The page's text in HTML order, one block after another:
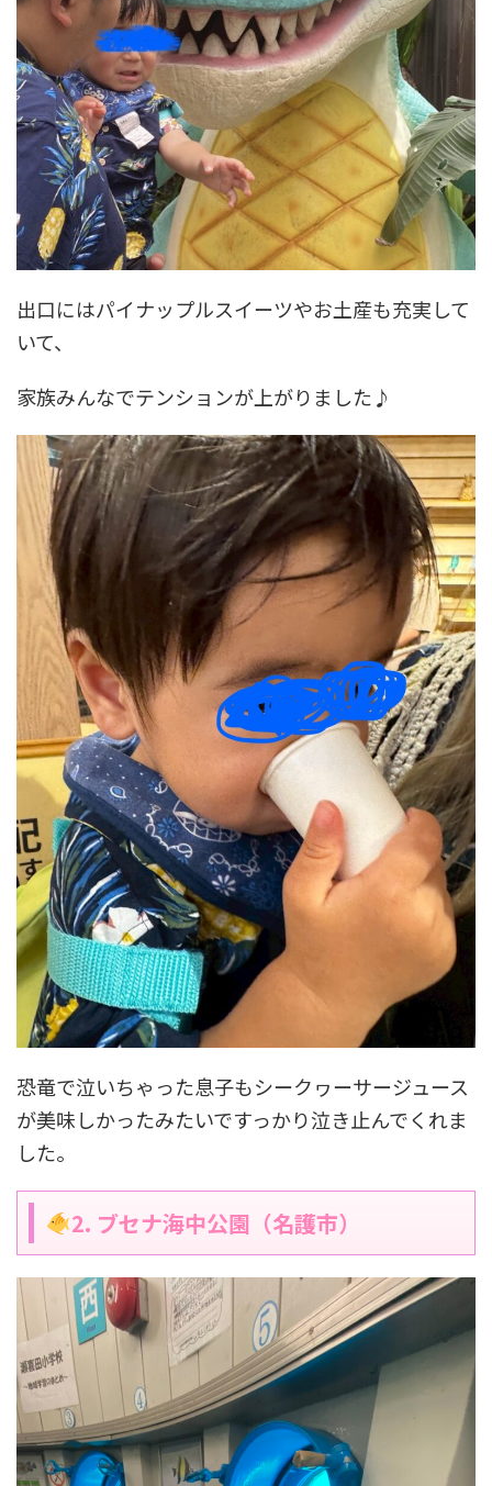
出口にはパイナップルスイーツやお土産も充実して
いて、
家族みんなでテンションが上がりました♪
恐竜で泣いちゃった息子もシークヮーサージュース
が美味しかったみたいですっかり泣き止んでくれま
した。
2. ブセナ海中公園（名護市）